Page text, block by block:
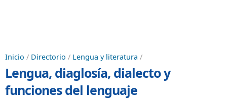
Inicio / Directorio / Lengua y literatura /
Lengua, diaglosía, dialecto y
funciones del lenguaje